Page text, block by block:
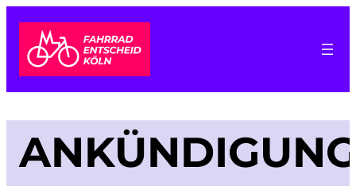
Zum
Inhalt
springen